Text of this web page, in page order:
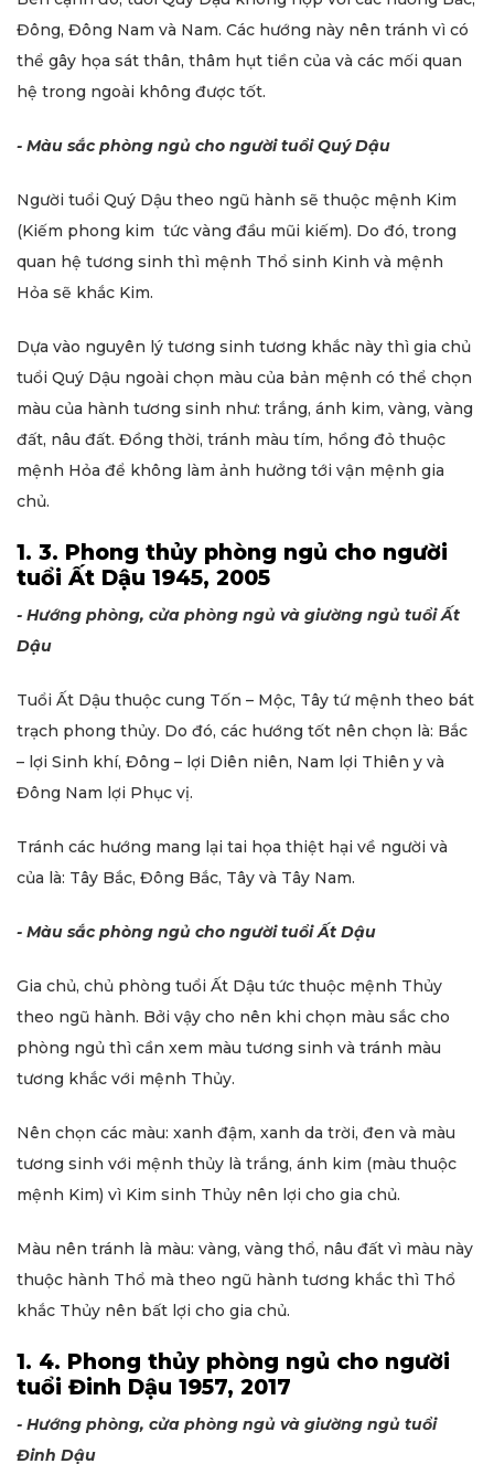
Đông, Đông Nam và Nam. Các hướng này nên tránh vì có
thể gây họa sát thân, thâm hụt tiền của và các mối quan
hệ trong ngoài không được tốt.
- Màu sắc phòng ngủ cho người tuổi Quý Dậu
Người tuổi Quý Dậu theo ngũ hành sẽ thuộc mệnh Kim
(Kiếm phong kim tức vàng đầu mũi kiếm). Do đó, trong
quan hệ tương sinh thì mệnh Thổ sinh Kinh và mệnh
Hỏa sẽ khắc Kim.
Dựa vào nguyên lý tương sinh tương khắc này thì gia chủ
tuổi Quý Dậu ngoài chọn màu của bản mệnh có thể chọn
màu của hành tương sinh như: trắng, ánh kim, vàng, vàng
đất, nâu đất. Đồng thời, tránh màu tím, hồng đỏ thuộc
mệnh Hỏa để không làm ảnh hưởng tới vận mệnh gia
chủ.
1. 3. Phong thủy phòng ngủ cho người
tuổi Ất Dậu 1945, 2005
- Hướng phòng, cửa phòng ngủ và giường ngủ tuổi Ất
Dậu
Tuổi Ất Dậu thuộc cung Tốn – Mộc, Tây tứ mệnh theo bát
trạch phong thủy. Do đó, các hướng tốt nên chọn là: Bắc
– lợi Sinh khí, Đông – lợi Diên niên, Nam lợi Thiên y và
Đông Nam lợi Phục vị.
Tránh các hướng mang lại tai họa thiệt hại về người và
của là: Tây Bắc, Đông Bắc, Tây và Tây Nam.
- Màu sắc phòng ngủ cho người tuổi Ất Dậu
Gia chủ, chủ phòng tuổi Ất Dậu tức thuộc mệnh Thủy
theo ngũ hành. Bởi vậy cho nên khi chọn màu sắc cho
phòng ngủ thì cần xem màu tương sinh và tránh màu
tương khắc với mệnh Thủy.
Nên chọn các màu: xanh đậm, xanh da trời, đen và màu
tương sinh với mệnh thủy là trắng, ánh kim (màu thuộc
mệnh Kim) vì Kim sinh Thủy nên lợi cho gia chủ.
Màu nên tránh là màu: vàng, vàng thổ, nâu đất vì màu này
thuộc hành Thổ mà theo ngũ hành tương khắc thì Thổ
khắc Thủy nên bất lợi cho gia chủ.
1. 4. Phong thủy phòng ngủ cho người
tuổi Đinh Dậu 1957, 2017
- Hướng phòng, cửa phòng ngủ và giường ngủ tuổi
Đinh Dậu